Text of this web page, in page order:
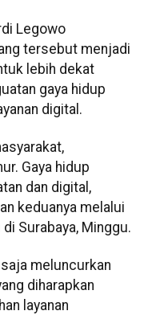
Legowo
tersebut menjadi
lebih dekat
gaya hidup
digital.
Gaya hidup
dan digital,
keduanya melalui
Surabaya, Minggu.
meluncurkan
diharapkan
layanan